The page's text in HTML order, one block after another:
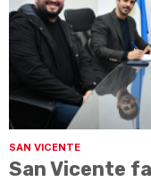
SAN VICENTE
San Vicente